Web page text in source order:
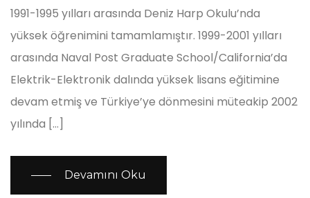
1991-1995 yılları arasında Deniz Harp Okulu’nda
yüksek öğrenimini tamamlamıştır. 1999-2001 yılları
arasında Naval Post Graduate School/California’da
Elektrik-Elektronik dalında yüksek lisans eğitimine
devam etmiş ve Türkiye’ye dönmesini müteakip 2002
yılında […]
Devamını Oku